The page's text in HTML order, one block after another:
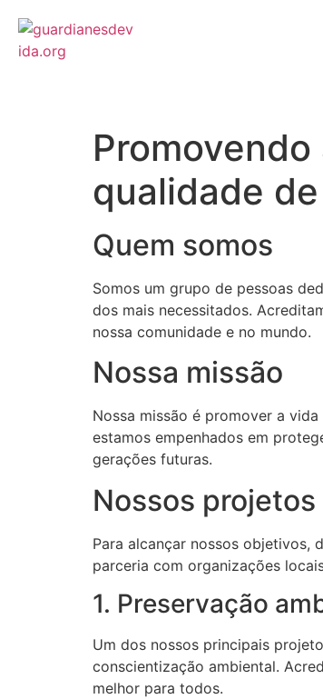
qualidade
Quem somos
Somos um grupo de pessoas
dos mais necessitados.
nossa comunidade e no mundo.
Nossa missão
Nossa missão é promover a
estamos empenhados em
gerações futuras.
Nossos projetos
Para alcançar nossos objetivos,
parceria com organizações
1. Preservação
Um dos nossos principais
conscientização ambiental.
melhor para todos.